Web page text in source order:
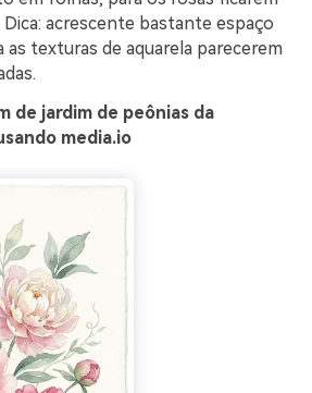
acrescente bastante espaço
as texturas de aquarela parecerem
de jardim de peônias da
media.io